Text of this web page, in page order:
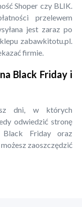
Shoper czy BLIK.
przelewem
jest zaraz po
zabawkitotu.pl.
firmie.
Black Friday i
dni, w których
odwiedzić stronę
Friday oraz
zaoszczędzić